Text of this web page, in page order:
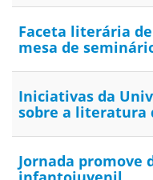
Faceta literária
mesa de
Iniciativas da
sobre a literatura
Jornada